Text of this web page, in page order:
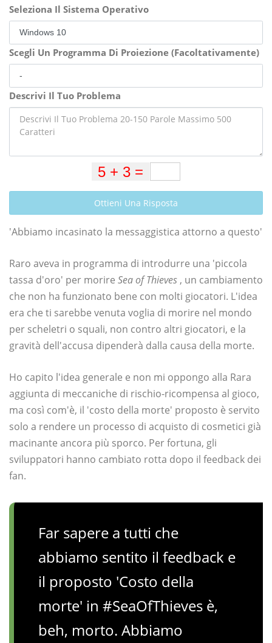
Seleziona Il Sistema Operativo
Scegli Un Programma Di Proiezione (Facoltativamente)
Descrivi Il Tuo Problema
Ottieni Una Risposta
'Abbiamo incasinato la messaggistica attorno a questo'
Raro aveva in programma di introdurre una 'piccola
tassa d'oro' per morire Sea of ​​Thieves , un cambiamento
che non ha funzionato bene con molti giocatori. L'idea
era che ti sarebbe venuta voglia di morire nel mondo
per scheletri o squali, non contro altri giocatori, e la
gravità dell'accusa dipenderà dalla causa della morte.
Ho capito l'idea generale e non mi oppongo alla Rara
aggiunta di meccaniche di rischio-ricompensa al gioco,
ma così com'è, il 'costo della morte' proposto è servito
solo a rendere un processo di acquisto di cosmetici già
macinante ancora più sporco. Per fortuna, gli
sviluppatori hanno cambiato rotta dopo il feedback dei
fan.
Far sapere a tutti che
abbiamo sentito il feedback e
il proposto 'Costo della
morte' in #SeaOfThieves è,
beh, morto. Abbiamo